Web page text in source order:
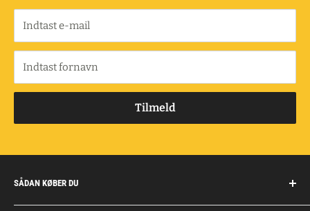
Indtast e-mail
Indtast fornavn
Tilmeld
SÅDAN KØBER DU